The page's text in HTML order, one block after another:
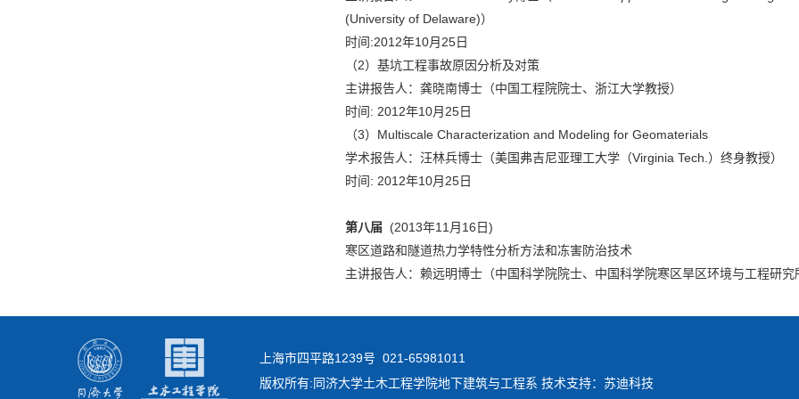
(University of Delaware)）
时间:2012年10月25日
（2）基坑工程事故原因分析及对策
主讲报告人：龚晓南博士（中国工程院院士、浙江大学教授）
时间: 2012年10月25日
（3）Multiscale Characterization and Modeling for Geomaterials
学术报告人：汪林兵博士（美国弗吉尼亚理工大学（Virginia Tech.）终身教授）
时间: 2012年10月25日
第八届
(2013年11月16日)
寒区道路和隧道热力学特性分析方法和冻害防治技术
主讲报告人：赖远明博士（中国科学院院士、中国科学院寒区旱区环境与工程研究
上海市四平路1239号 021-65981011
版权所有:同济大学土木工程学院地下建筑与工程系 技术支持：苏迪科技